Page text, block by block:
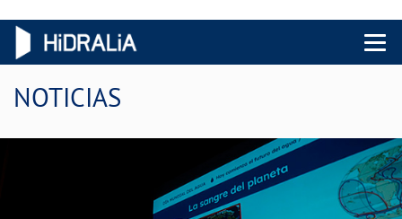
Menu
NOTICIAS